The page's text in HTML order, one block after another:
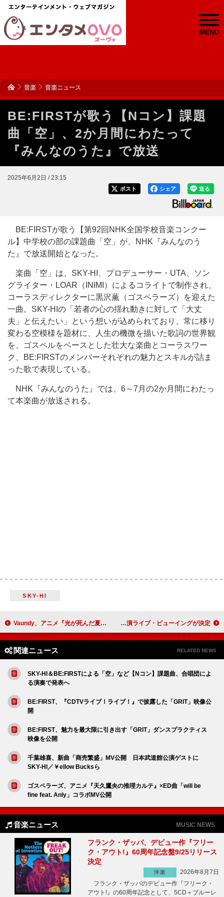
MENU
音楽 音楽ニュース
BE:FIRSTが歌う【Nコン】課題
曲「空」、2か月間にわたって
『みんなのうた』で放送
2025年6月2日 / 23:15
送る
シェア
ポスト
BE:FIRSTが歌う【第92回NHK全国学校音楽コンクー
ル】中学校の部の課題曲「空」が、NHK『みんなのう
た』で放送開始となった。
楽曲「空」は、SKY-HI、プロデューサー・UTA、ソン
グライター・LOAR（INIMI）によるコライトで制作され、
コーラスディレクターに黒沢薫（ゴスペラーズ）を迎えた
一曲。SKY-HIの「若者の心の揺れ動きに対して「大丈
夫」と伝えたい」という想いが込められており、常に移り
変わる空模様を題材に、人生の機微を描いた歌詞の世界観
を、ゴスペルをベースとした壮大な楽曲とコーラスワー
ク、BE:FIRSTのメンバーそれぞれの魅力とスキルが詰ま
った歌で表現している。
NHK『みんなのうた』では、6～7月の2か月間にわたっ
て本楽曲が放送される。
SKY-HI
Vaundy、アニメ『光が死んだ夏』オープニングテーマを書き下ろし NiziU、全国ホールツアー＆香港公演ライブ・ビューイングが決定
関連ニュース RELATED NEWS
SKY-HI＆BE:FIRSTによる「空」など【Nコン】課題曲、合唱団によ
る演奏で発表へ
BE:FIRST、『CDTVライブ！ライブ！』で披露した「GRIT」映像公
開
BE:FIRST、魅力を最大限に引き出す「GRIT」ダンスプラクティス
映像を公開
千葉雄喜、新曲「商売繁盛」MV公開 日本武道館公演ゲストに
SKY-HI／￥ellow Bucksら
ゴスペラーズ、アニメ『天久鷹央の推理カルテ』×ED曲「will be
fine feat. Anly」コラボMV公開
音楽ニュース MUSIC NEWS
フランク・ザッパ、デビュー作『フリー
ク・アウト!』60周年記念盤9/25リリース
決定
洋楽
2026年8月7日
フランク・ザッパのデビュー作『フリーク・
アウト!』の60周年記念として、5CD＋ブルーレ